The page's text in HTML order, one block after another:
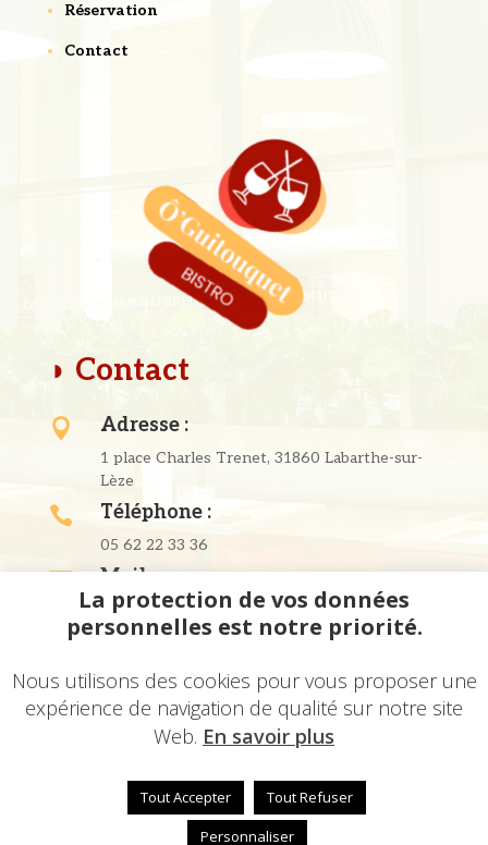
Réservation
Contact
◗ Contact
 Adresse :
1 place Charles Trenet, 31860 Labarthe-sur-
Lèze
 Téléphone :
05 62 22 33 36
 Mail :
oguitouquet@gmail.com
h Siret :
97917798700018
© 2024 – UneréalisationEDConcept24.fr–Mentions
La protection de vos données
personnelles est notre priorité.
Nous utilisons des cookies pour vous proposer une
expérience de navigation de qualité sur notre site
Web. En savoir plus
Tout Accepter
Tout Refuser
Personnaliser